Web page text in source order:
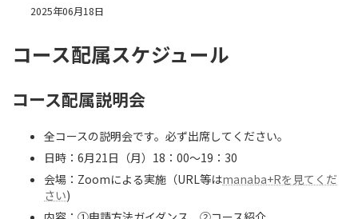
最
新
:
2025年06月18日
コース配属スケジュール
コース配属説明会
全コースの説明会です。必ず出席してください。
日時：6月21日（月）18：00～19：30
会場：Zoomによる実施（URL等はmanaba+Rを見てくだ
さい)